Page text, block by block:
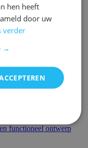
90 kg draagvermogen
functioneel ontwerp
hen heeft
door uw
verder
→